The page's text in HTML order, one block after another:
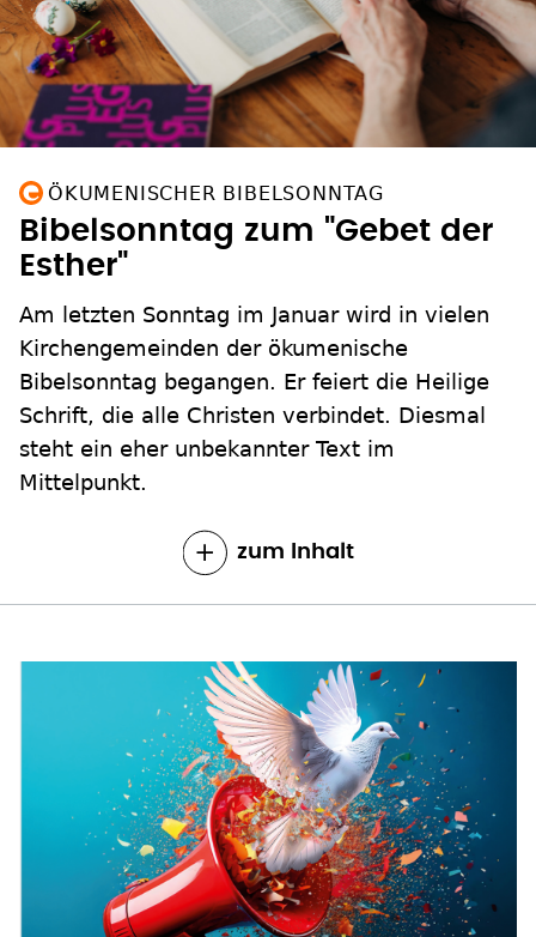
ÖKUMENISCHER BIBELSONNTAG
Bibelsonntag zum "Gebet der
Esther"
Am letzten Sonntag im Januar wird in vielen
Kirchengemeinden der ökumenische
Bibelsonntag begangen. Er feiert die Heilige
Schrift, die alle Christen verbindet. Diesmal
steht ein eher unbekannter Text im
Mittelpunkt.
zum Inhalt